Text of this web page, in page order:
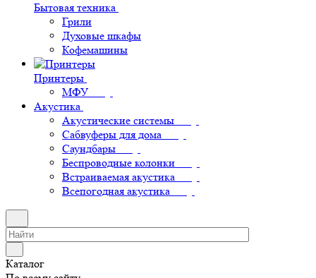
Бытовая техника
Грили
Духовые шкафы
Кофемашины
Принтеры
МФУ
Акустика
Акустические системы
Сабвуферы для дома
Саундбары
Беспроводные колонки
Встраиваемая акустика
Всепогодная акустика
Каталог